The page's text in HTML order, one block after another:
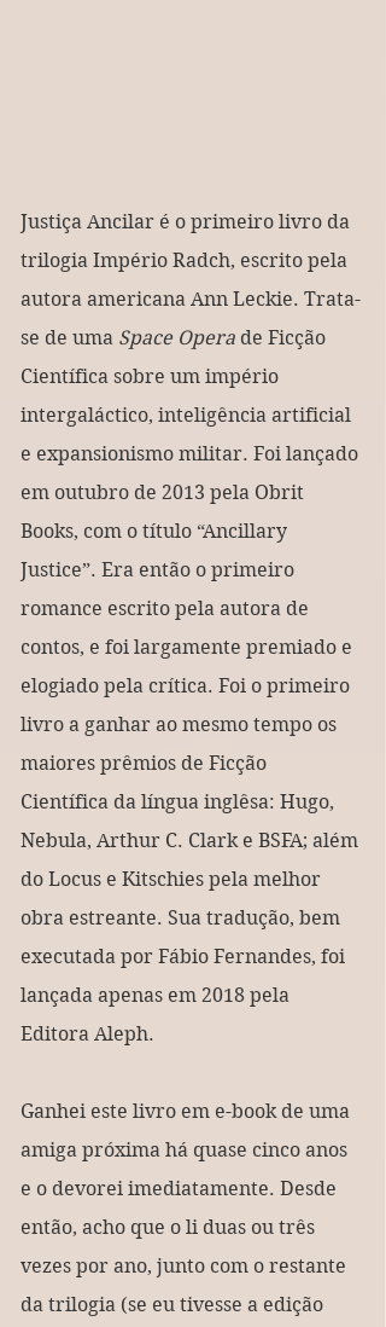
Justiça Ancilar é o primeiro livro da
trilogia Império Radch, escrito pela
autora americana Ann Leckie. Trata-
se de uma Space Opera de Ficção
Científica sobre um império
intergaláctico, inteligência artificial
e expansionismo militar. Foi lançado
em outubro de 2013 pela Obrit
Books, com o título “Ancillary
Justice”. Era então o primeiro
romance escrito pela autora de
contos, e foi largamente premiado e
elogiado pela crítica. Foi o primeiro
livro a ganhar ao mesmo tempo os
maiores prêmios de Ficção
Científica da língua inglêsa: Hugo,
Nebula, Arthur C. Clark e BSFA; além
do Locus e Kitschies pela melhor
obra estreante. Sua tradução, bem
executada por Fábio Fernandes, foi
lançada apenas em 2018 pela
Editora Aleph.
Ganhei este livro em e-book de uma
amiga próxima há quase cinco anos
e o devorei imediatamente. Desde
então, acho que o li duas ou três
vezes por ano, junto com o restante
da trilogia (se eu tivesse a edição